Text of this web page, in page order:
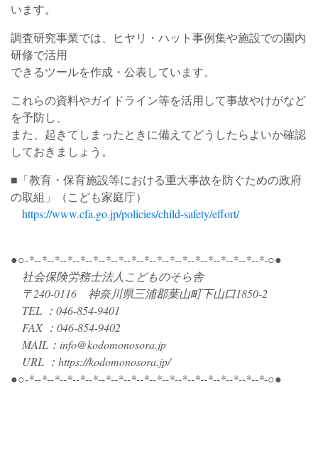
います。
調査研究事業では、ヒヤリ・ハット事例集や施設での園内
研修で活用
できるツールを作成・公表しています。
これらの資料やガイドライン等を活用して事故やけがなど
を予防し、
また、起きてしまったときに備えてどうしたらよいか確認
しておきましょう。
■「教育・保育施設等における重大事故を防ぐための政府
の取組」（こども家庭庁）
https://www.cfa.go.jp/policies/child-safety/effort/
●○-*--*--*--*--*--*--*--*--*--*--*--*--*--*--*--*--*--*--*-○●
社会保険労務士法人こどものそら舎
〒240-0116 神奈川県三浦郡葉山町下山口1850-2
TEL ：046-854-9401
FAX ：046-854-9402
MAIL：info@kodomonosora.jp
URL ：https://kodomonosora.jp/
●○-*--*--*--*--*--*--*--*--*--*--*--*--*--*--*--*--*--*--*-○●